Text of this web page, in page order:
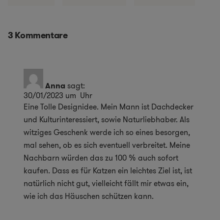
3 Kommentare
Anna sagt:
30/01/2023 um Uhr
Eine Tolle Designidee. Mein Mann ist Dachdecker
und Kulturinteressiert, sowie Naturliebhaber. Als
witziges Geschenk werde ich so eines besorgen,
mal sehen, ob es sich eventuell verbreitet. Meine
Nachbarn würden das zu 100 % auch sofort
kaufen. Dass es für Katzen ein leichtes Ziel ist, ist
natürlich nicht gut, vielleicht fällt mir etwas ein,
wie ich das Häuschen schützen kann.